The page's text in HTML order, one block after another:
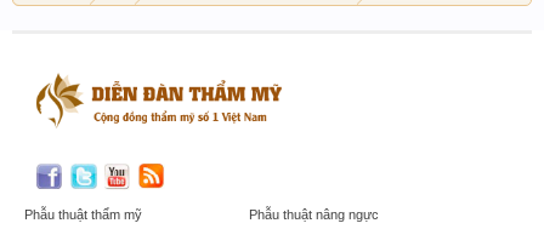
Phẫu thuật thẩm mỹ
Phẫu thuật nâng ngực